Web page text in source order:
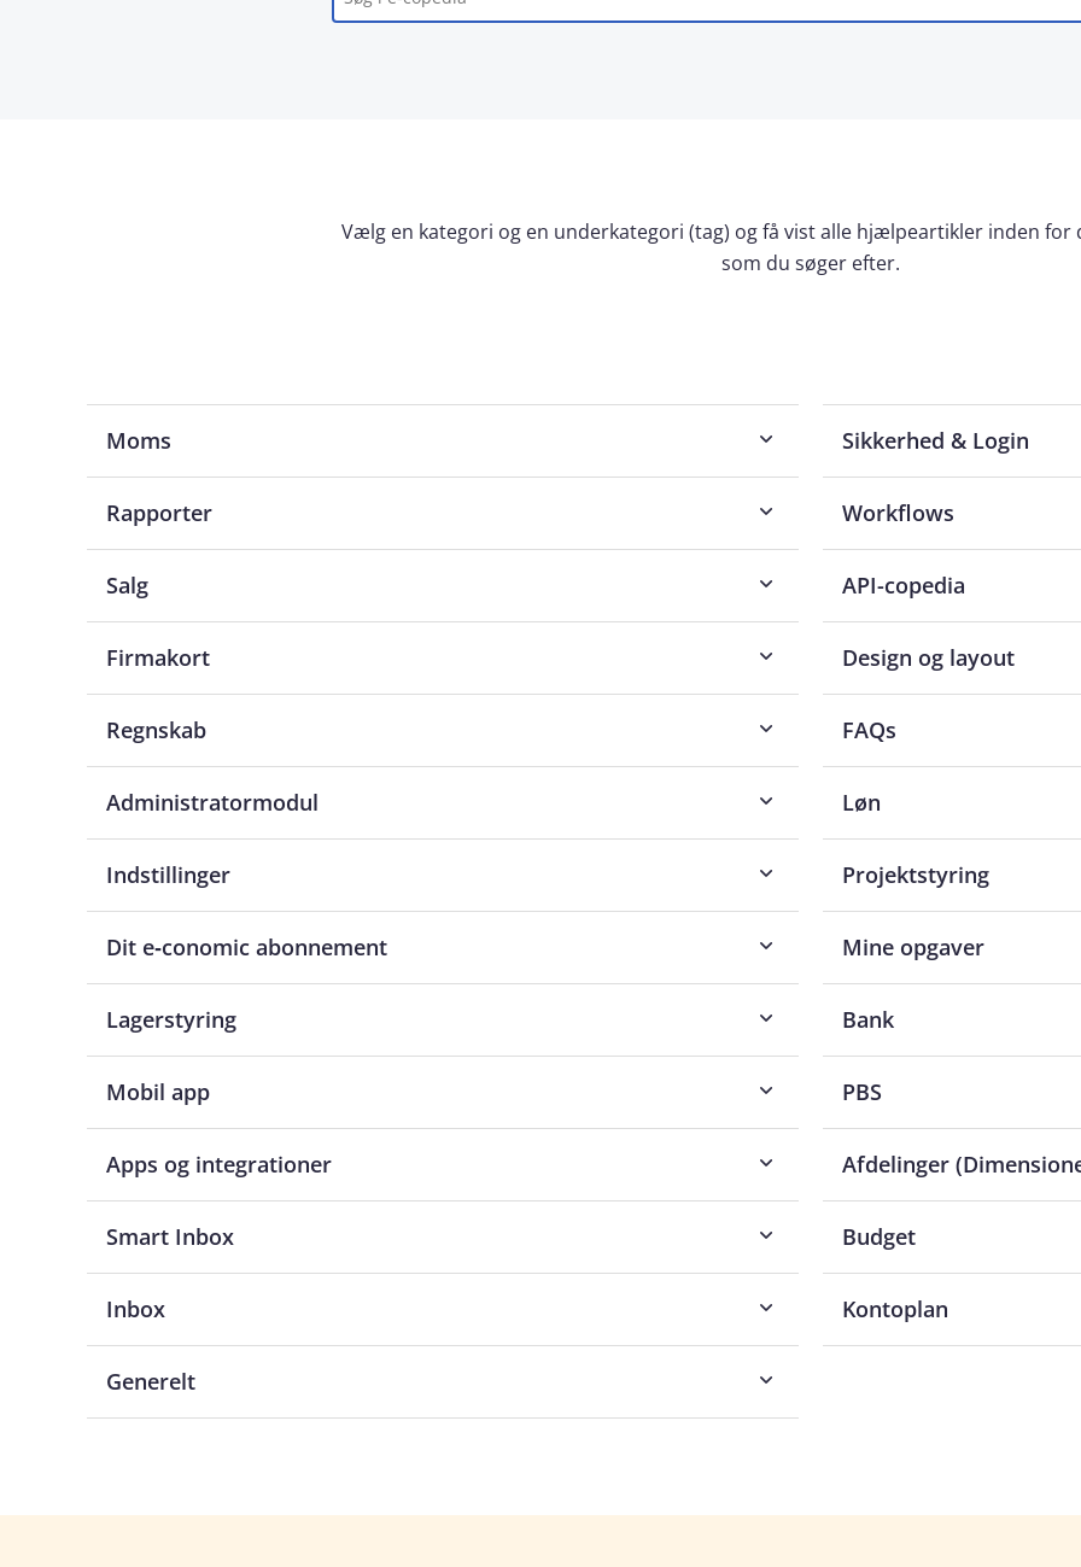
Vælg en kategori og en underkategori (tag) og få vist alle hjælpeartikler inden for
som du søger efter.
Moms
Rapporter
Salg
Firmakort
Regnskab
Administratormodul
Indstillinger
Dit e‑conomic abonnement
Lagerstyring
Mobil app
Apps og integrationer
Smart Inbox
Inbox
Generelt
Sikkerhed & Login
Workflows
API-copedia
Design og layout
FAQs
Løn
Projektstyring
Mine opgaver
Bank
PBS
Afdelinger
Budget
Kontoplan